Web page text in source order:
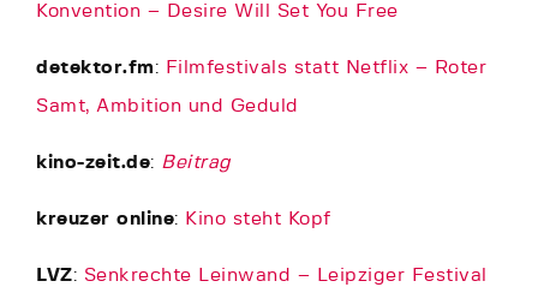
Konvention – Desire Will Set You Free
detektor.fm: Filmfestivals statt Netflix – Roter
Samt, Ambition und Geduld
kino-zeit.de: Beitrag
kreuzer online: Kino steht Kopf
LVZ: Senkrechte Leinwand – Leipziger Festival